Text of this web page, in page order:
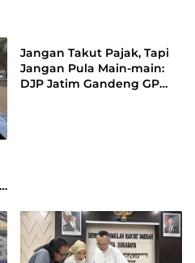
Jangan Takut Pajak, Tapi
Jangan Pula Main-main:
DJP Jatim Gandeng GP